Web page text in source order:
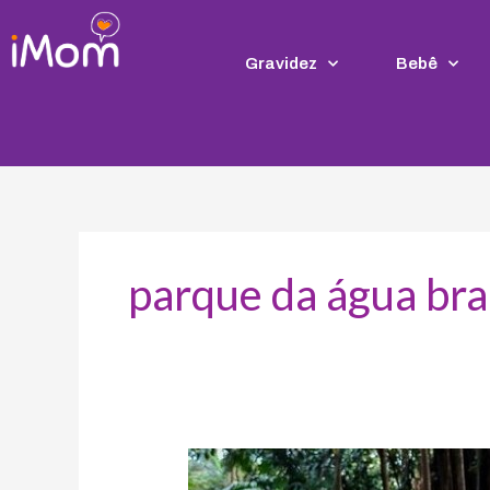
para
Gravidez Bebê
parque da água
Parque